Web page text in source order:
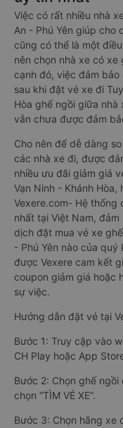
Việc có rất nhiều nhà
An - Phú Yên giúp
cũng có thể là một
nên chọn nhà xe có xe
cạnh đó, việc đảm
sau khi đặt vé xe đi
Hòa ghế ngồi giữa
vẫn chưa được đảm
Cho nên để dễ dàng
các nhà xe đi, được
nhiều ưu đãi giảm giá
Vạn Ninh - Khánh
Vexere.com- Hệ
nhất tại Việt Nam,
dịch đặt mua vé xe
- Phú Yên nào của
được Vexere cam kết
coupon giảm giá hoặc
sự việc.
Hướng dẫn đặt vé tại
Bước 1: Truy cập vào
CH Play hoặc App
Bước 2: Chọn ghế
chọn “TÌM VÉ XE”.
Bước 3: Chọn hãng xe